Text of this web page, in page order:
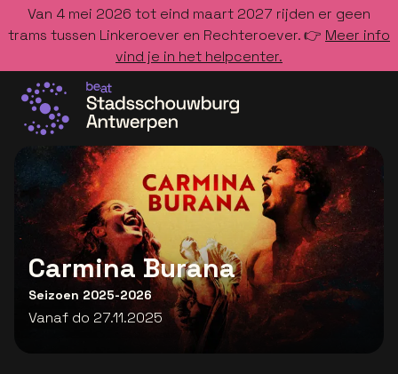
Van 4 mei 2026 tot eind maart 2027 rijden er geen
trams tussen Linkeroever en Rechteroever. 👉 Meer info
vind je in het helpcenter.
Ga naar de homepage
Carmina Burana
Seizoen 2025-2026
Vanaf do 27.11.2025